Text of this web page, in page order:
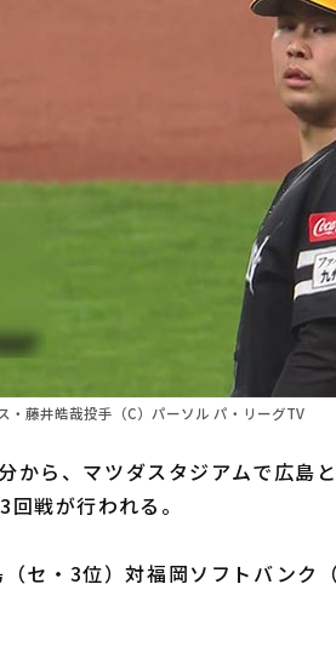
・藤井皓哉投手（C）パーソル パ・リーグTV
ら、マツダスタジアムで広島
戦が行われる。
セ・3位）対福岡ソフトバンク